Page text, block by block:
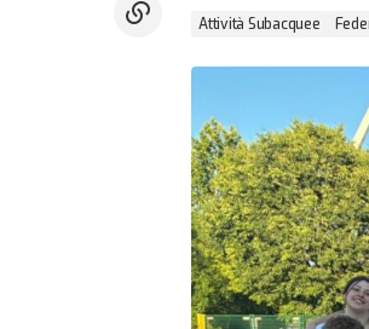
Attività Subacquee